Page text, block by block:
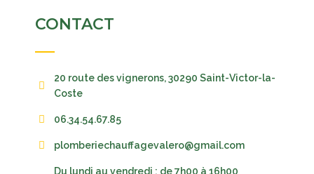
CONTACT
20 route des vignerons, 30290 Saint-Victor-la-
Coste
06.34.54.67.85
plomberiechauffagevalero@gmail.com
Du lundi au vendredi : de 7h00 à 16h00